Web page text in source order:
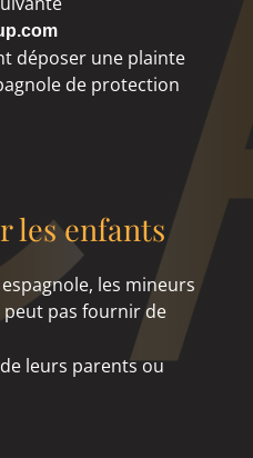
déposer une plainte
de protection
les enfants
les mineurs
peut pas fournir de
leurs parents ou